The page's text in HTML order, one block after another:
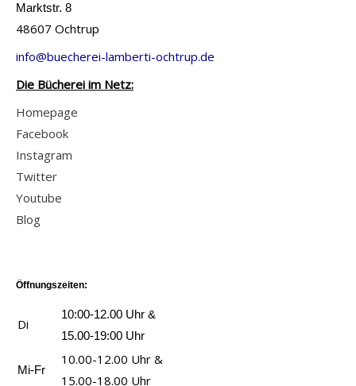
Marktstr. 8
48607 Ochtrup
info@buecherei-lamberti-ochtrup.de
Die Bücherei im Netz:
Homepage
Facebook
Instagram
Twitter
Youtube
Blog
Öffnungszeiten:
Di
10:00-12.00 Uhr &
15.00-19:00 Uhr
Mi-Fr
10.00-12.00 Uhr &
15.00-18.00 Uhr